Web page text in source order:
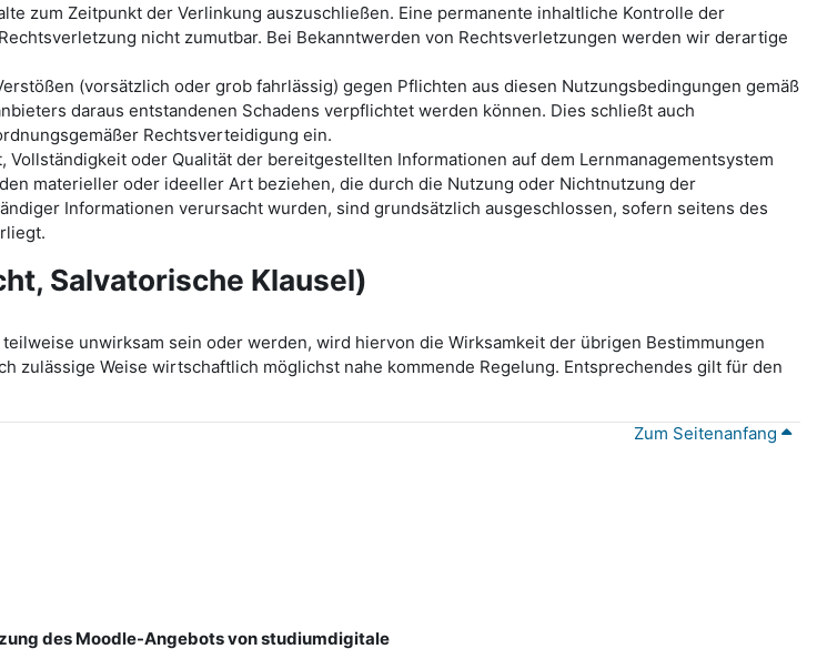
zum Zeitpunkt der Verlinkung auszuschließen. Eine permanente inhaltliche Kontrolle der
nicht zumutbar. Bei Bekanntwerden von Rechtsverletzungen werden wir derartige
(vorsätzlich oder grob fahrlässig) gegen Pflichten aus diesen Nutzungsbedingungen gemäß
daraus entstandenen Schadens verpflichtet werden können. Dies schließt auch
Rechtsverteidigung ein.
oder Qualität der bereitgestellten Informationen auf dem Lernmanagementsystem
materieller oder ideeller Art beziehen, die durch die Nutzung oder Nichtnutzung der
Informationen verursacht wurden, sind grundsätzlich ausgeschlossen, sofern seitens des
Salvatorische Klausel)
unwirksam sein oder werden, wird hiervon die Wirksamkeit der übrigen Bestimmungen
Weise wirtschaftlich möglichst nahe kommende Regelung. Entsprechendes gilt für den
Zum Seitenanfang
des Moodle-Angebots von studiumdigitale